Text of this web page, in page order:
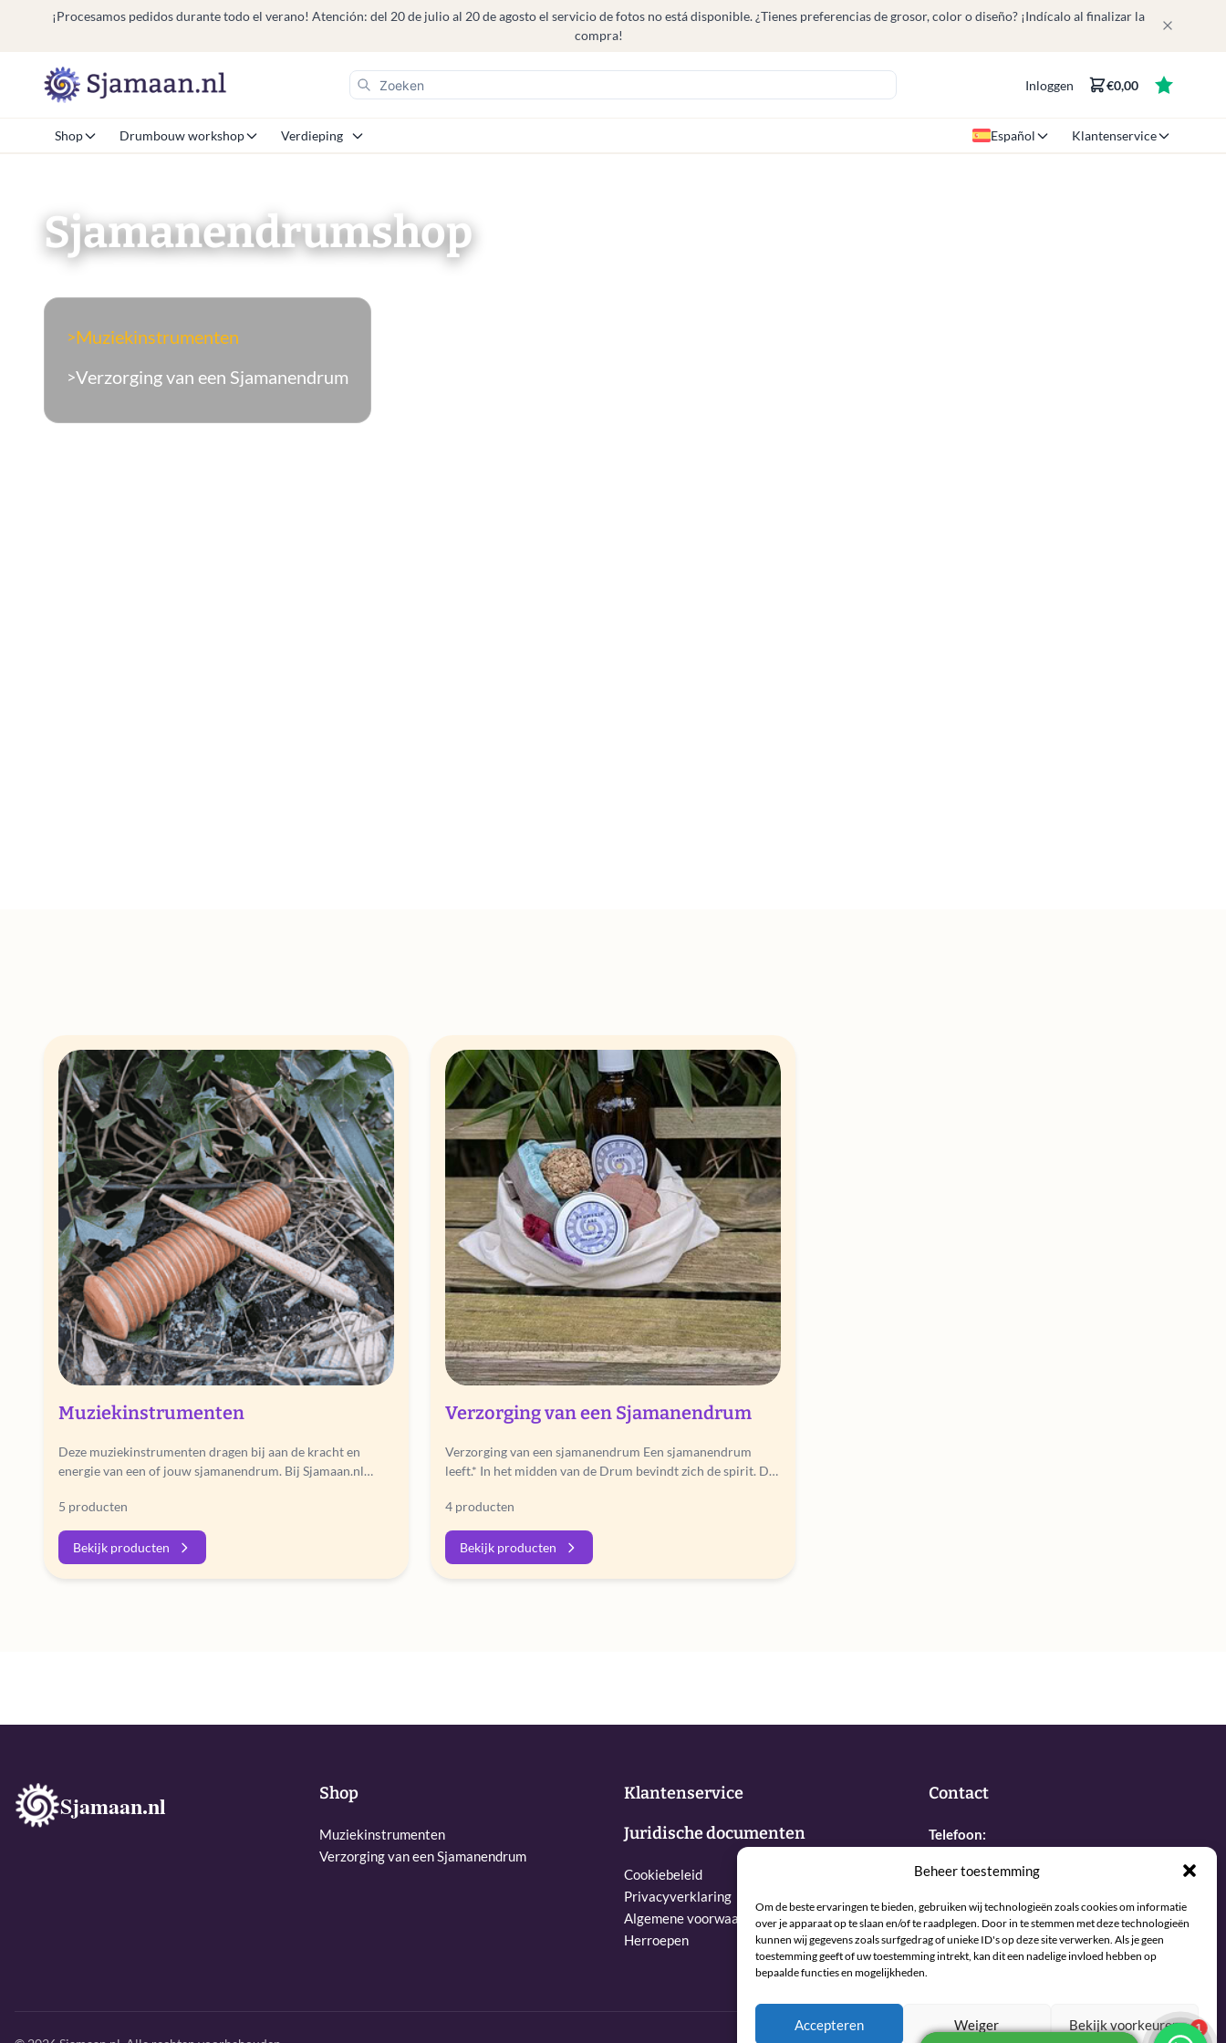
Beheer toestemming
Om de beste ervaringen te bieden, gebruiken wij technologieën zoals cookies om informatie
over je apparaat op te slaan en/of te raadplegen. Door in te stemmen met deze technologieën
kunnen wij gegevens zoals surfgedrag of unieke ID's op deze site verwerken. Als je geen
toestemming geeft of uw toestemming intrekt, kan dit een nadelige invloed hebben op
bepaalde functies en mogelijkheden.
Accepteren Weiger Bekijk voorkeuren
¡Procesamos pedidos durante todo el verano! Atención: del 20 de julio al 20 de agosto el servicio de fotos no está disponible. ¿Tienes preferencias de grosor, color o diseño? ¡Indícalo al finalizar la
compra!
Inloggen €0,00
Shop Drumbouw workshop Verdieping Español Klantenservice
Sjamanendrumshop
>Muziekinstrumenten
>Verzorging van een Sjamanendrum
Muziekinstrumenten
Deze muziekinstrumenten dragen bij aan de kracht en
energie van een of jouw sjamanendrum. Bij Sjamaan.nl
5 producten
Bekijk producten
Verzorging van een Sjamanendrum
Verzorging van een sjamanendrum Een sjamanendrum
leeft.* In het midden van de Drum bevindt zich de spirit. De
4 producten
Bekijk producten
Sjamaan.nl Shop
Muziekinstrumenten
Verzorging van een Sjamanendrum
Klantenservice
Juridische documenten
Cookiebeleid
Privacyverklaring
Algemene voorwaarden
Herroepen
Contact
Telefoon:
info@sjamaan.nl
Bekijk onze reviews